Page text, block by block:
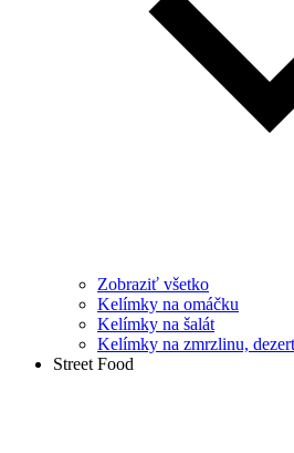
Zobraziť všetko
Kelímky na omáčku
Kelímky na šalát
Kelímky na zmrzlinu,
Street Food